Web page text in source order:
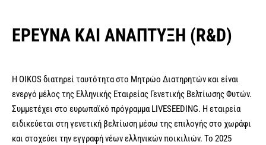
ΕΡΕΥΝΑ ΚΑΙ ΑΝΑΠΤΥΞΗ (R&D)
Η OIKOS διατηρεί ταυτότητα στο Μητρώο Διατηρητών και είναι
ενεργό μέλος της Ελληνικής Εταιρείας Γενετικής Βελτίωσης Φυτών.
Συμμετέχει στο ευρωπαϊκό πρόγραμμα LIVESEEDING. Η εταιρεία
ειδικεύεται στη γενετική βελτίωση μέσω της επιλογής στο χωράφι
και στοχεύει την εγγραφή νέων ελληνικών ποικιλιών. Το 2025